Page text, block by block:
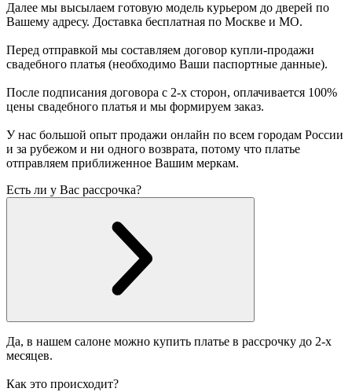
Далее мы высылаем готовую модель курьером до дверей по
Вашему адресу. Доставка бесплатная по Москве и МО.
Перед отправкой мы составляем договор купли-продажи
свадебного платья (необходимо Ваши паспортные данные).
После подписания договора с 2-х сторон, оплачивается 100%
цены свадебного платья и мы формируем заказ.
У нас большой опыт продажи онлайн по всем городам России
и за рубежом и ни одного возврата, потому что платье
отправляем приближенное Вашим меркам.
Есть ли у Вас рассрочка?
Да, в нашем салоне можно купить платье в рассрочку до 2-х
месяцев.
Как это происходит?